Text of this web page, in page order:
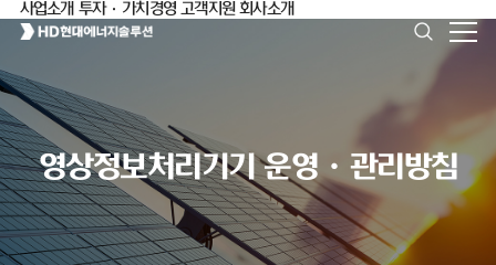
사업소개 투자·가치경영 고객지원 회사소개
영상정보처리기기 운영ㆍ관리방침